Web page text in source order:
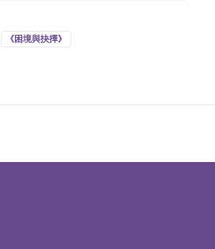
《困境與抉擇》